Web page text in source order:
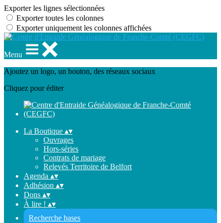
Exporter les lignes sélectionnées
Exporter toutes les colonnes
Exporter uniquement les colonnes affichées
Menu
Ajoutez un logo, un bouton, des réseaux sociaux
Cliquez pour éditer
La Boutique ▴▾
Ouvrages
Hors-séries
Contrats de mariage
Relevés Territoire de Belfort
Agenda ▴▾
Adhésion ▴▾
Dons ▴▾
À lire ! ▴▾
Recherche bases